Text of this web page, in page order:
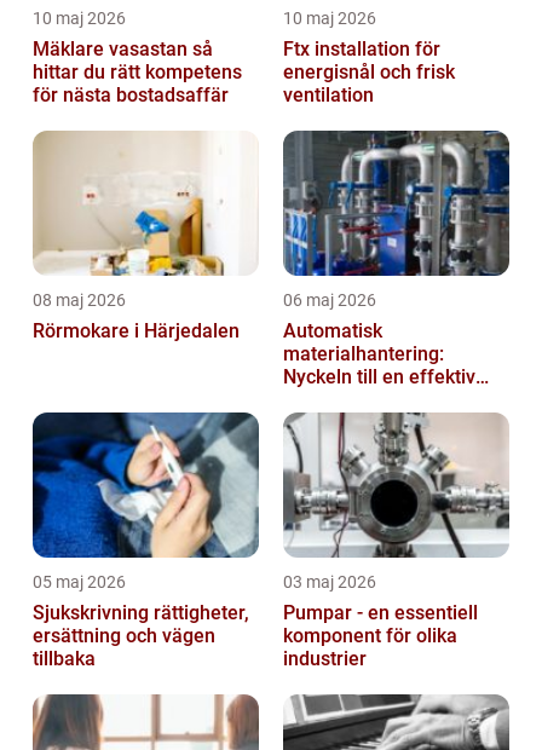
10 maj 2026
Mäklare vasastan så
hittar du rätt kompetens
för nästa bostadsaffär
10 maj 2026
Ftx installation för
energisnål och frisk
ventilation
08 maj 2026
Rörmokare i Härjedalen
06 maj 2026
Automatisk
materialhantering:
Nyckeln till en effektiv
05 maj 2026
Sjukskrivning rättigheter,
ersättning och vägen
tillbaka
03 maj 2026
Pumpar - en essentiell
komponent för olika
industrier